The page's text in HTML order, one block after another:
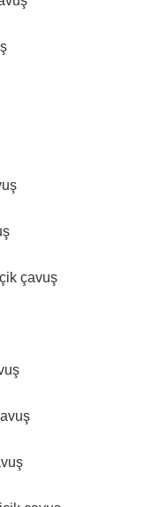
çavuş